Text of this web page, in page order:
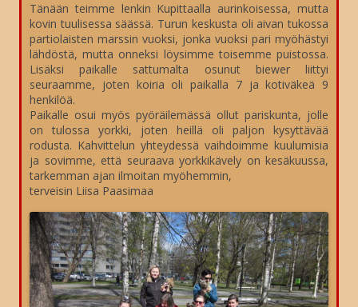
Tänään teimme lenkin Kupittaalla aurinkoisessa, mutta
kovin tuulisessa säässä. Turun keskusta oli aivan tukossa
partiolaisten marssin vuoksi, jonka vuoksi pari myöhästyi
lähdöstä, mutta onneksi löysimme toisemme puistossa.
Lisäksi paikalle sattumalta osunut biewer liittyi
seuraamme, joten koiria oli paikalla 7 ja kotiväkeä 9
henkilöä.
Paikalle osui myös pyöräilemässä ollut pariskunta, jolle
on tulossa yorkki, joten heillä oli paljon kysyttävää
rodusta. Kahvittelun yhteydessä vaihdoimme kuulumisia
ja sovimme, että seuraava yorkkikävely on kesäkuussa,
tarkemman ajan ilmoitan myöhemmin,
terveisin Liisa Paasimaa